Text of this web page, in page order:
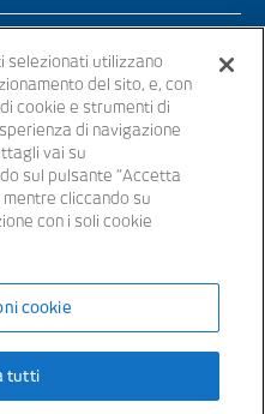
Banca Popolare del Lazio –
dei Gruppi Bancari al n. 5104
selezionati utilizzano
del sito, e, con
cookie e strumenti di
di navigazione
vai su
sul pulsante “Accetta
cliccando su
con i soli cookie
cookie
tutti